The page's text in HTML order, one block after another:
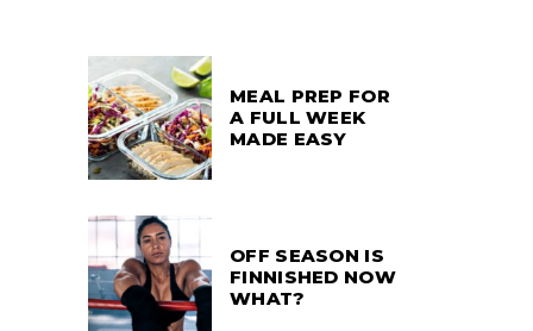
MEAL PREP FOR
A FULL WEEK
MADE EASY
OFF SEASON IS
FINNISHED NOW
WHAT?